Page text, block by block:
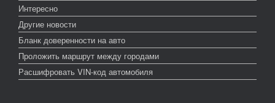
Интересно
Другие новости
Бланк доверенности на авто
Проложить маршрут между городами
Расшифровать VIN-код автомобиля